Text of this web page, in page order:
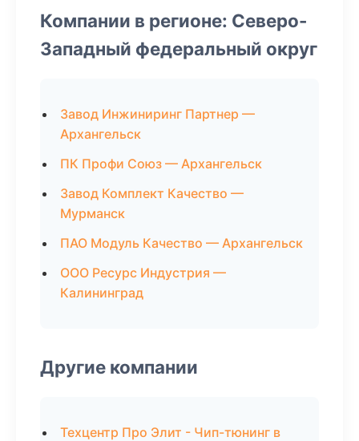
Компании в регионе: Северо-
Западный федеральный округ
Завод Инжиниринг Партнер —
Архангельск
ПК Профи Союз — Архангельск
Завод Комплект Качество —
Мурманск
ПАО Модуль Качество — Архангельск
ООО Ресурс Индустрия —
Калининград
Другие компании
Техцентр Про Элит - Чип-тюнинг в